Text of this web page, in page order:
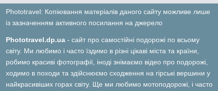
Phototravel: Копіювання матеріалів даного сайту можливе лише
із зазначенням активного посилання на джерело
Phototravel.dp.ua - сайт про самостійні подорожі по всьому
світу. Ми любимо і часто їздимо в різні цікаві міста та країни,
робимо красиві фотографії, іноді знімаємо відео про подорожі,
ходимо в походи та здійснюємо сходження на гірські вершини у
найкрасивіших горах світу. Ще ми любимо мотоподорожі, і часто